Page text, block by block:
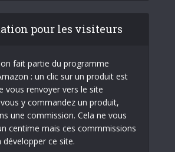
pour les visiteurs
fait partie du programme
: un clic sur un produit est
vous renvoyer vers le site
y commandez un produit,
une commission. Cela ne vous
centime mais ces commmissions
ce site.